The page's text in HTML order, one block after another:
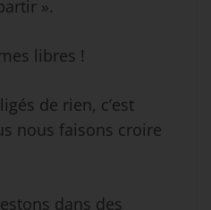
».
libres !
de rien, c’est
nous faisons croire
dans des